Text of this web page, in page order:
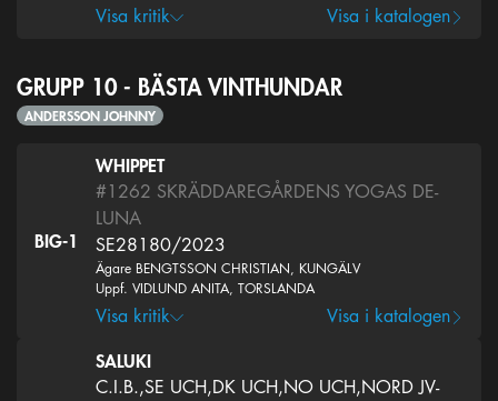
Visa kritik Visa i katalogen
GRUPP 10 - BÄSTA VINTHUNDAR
ANDERSSON JOHNNY
BIG-1
WHIPPET
#1262 SKRÄDDAREGÅRDENS YOGAS DE-
LUNA
SE28180/2023
Ägare BENGTSSON CHRISTIAN, KUNGÄLV
Uppf. VIDLUND ANITA, TORSLANDA
Visa kritik Visa i katalogen
SALUKI
C.I.B.,SE UCH,DK UCH,NO UCH,NORD JV-